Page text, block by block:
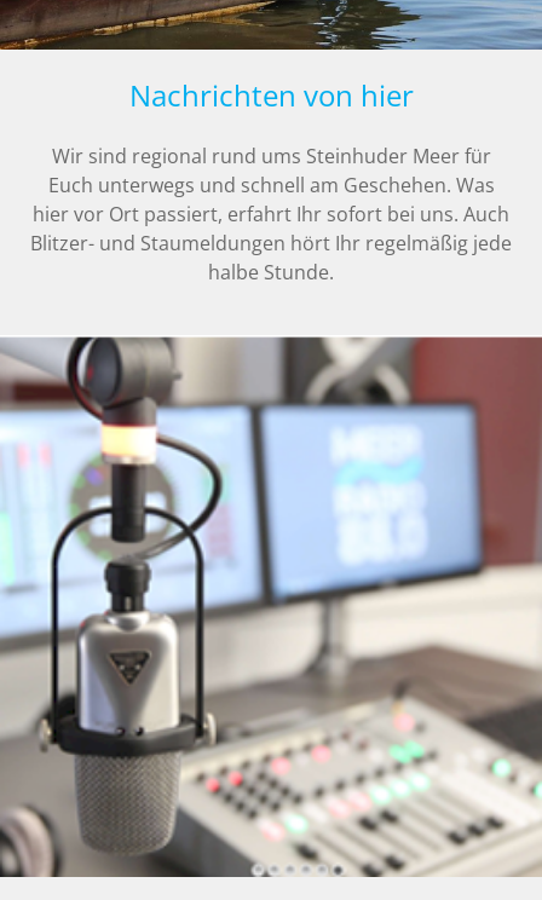
Nachrichten von hier
Wir sind regional rund ums Steinhuder Meer für
Euch unterwegs und schnell am Geschehen. Was
hier vor Ort passiert, erfahrt Ihr sofort bei uns. Auch
Blitzer- und Staumeldungen hört Ihr regelmäßig jede
halbe Stunde.